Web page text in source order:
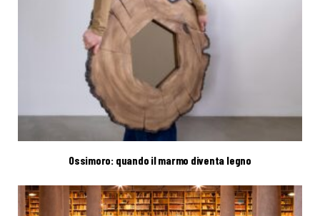
Ossimoro: quando il marmo diventa legno